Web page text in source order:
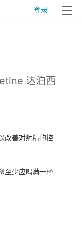
登录
达泊西
改善对射精的控
至少应喝满一杯